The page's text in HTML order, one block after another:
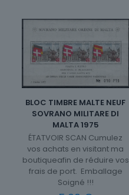
BLOC TIMBRE MALTE NEUF
SOVRANO MILITARE DI
MALTA 1975
ÉTATVOIR SCAN Cumulez
vos achats en visitant ma
boutiqueafin de réduire vos
frais de port. Emballage
Soigné !!!